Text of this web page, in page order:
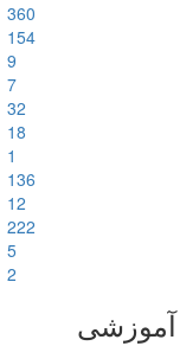
360
154
9
7
32
18
1
136
12
222
5
2
آموزشی